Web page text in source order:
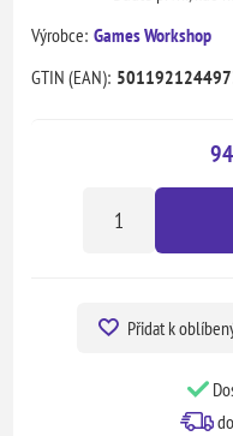
Výrobce: Games Workshop
GTIN (EAN):
Přidat k